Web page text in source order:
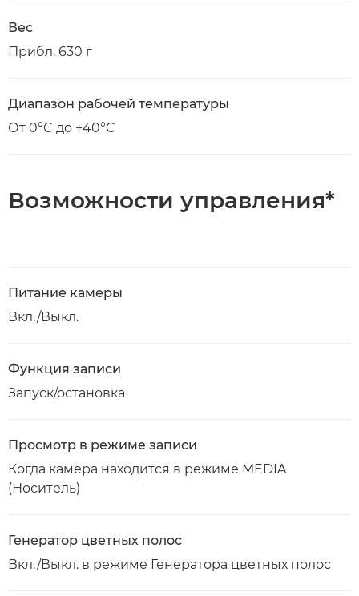
Вес
Прибл. 630 г
Диапазон рабочей температуры
От 0°C до +40°C
Возможности управления*
Питание камеры
Вкл./Выкл.
Функция записи
Запуск/остановка
Просмотр в режиме записи
Когда камера находится в режиме MEDIA
(Носитель)
Генератор цветных полос
Вкл./Выкл. в режиме Генератора цветных полос